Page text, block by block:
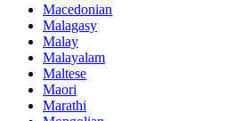
Macedonian
Malagasy
Malay
Malayalam
Maltese
Maori
Marathi